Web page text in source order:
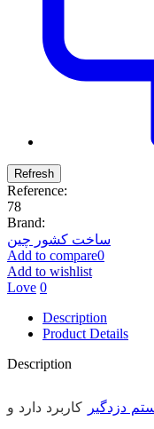
Reference:
78
Brand:
ساخت کشور چین
Add to compare0
Add to wishlist
Love 0
Description
Product Details
Description
دزدگير كاربرد دارد و